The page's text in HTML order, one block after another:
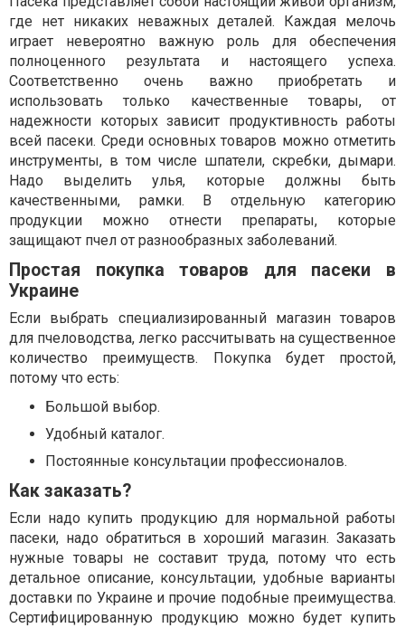
где нет никаких неважных деталей. Каждая мелочь
играет невероятно важную роль для обеспечения
полноценного результата и настоящего успеха.
Соответственно очень важно приобретать и
использовать только качественные товары, от
надежности которых зависит продуктивность работы
всей пасеки. Среди основных товаров можно отметить
инструменты, в том числе шпатели, скребки, дымари.
Надо выделить улья, которые должны быть
качественными, рамки. В отдельную категорию
продукции можно отнести препараты, которые
защищают пчел от разнообразных заболеваний.
Простая покупка товаров для пасеки в
Украине
Если выбрать специализированный магазин товаров
для пчеловодства, легко рассчитывать на существенное
количество преимуществ. Покупка будет простой,
потому что есть:
Большой выбор.
Удобный каталог.
Постоянные консультации профессионалов.
Как заказать?
Если надо купить продукцию для нормальной работы
пасеки, надо обратиться в хороший магазин. Заказать
нужные товары не составит труда, потому что есть
детальное описание, консультации, удобные варианты
доставки по Украине и прочие подобные преимущества.
Сертифицированную продукцию можно будет купить